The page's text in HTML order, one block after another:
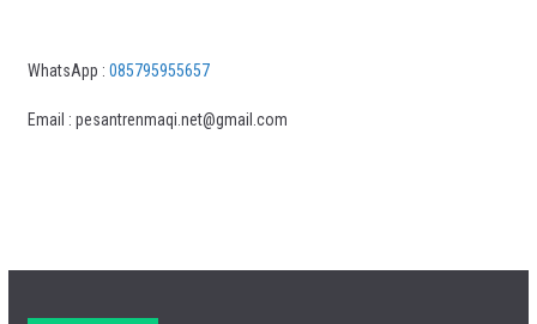
WhatsApp : 085795955657
Email : pesantrenmaqi.net@gmail.com